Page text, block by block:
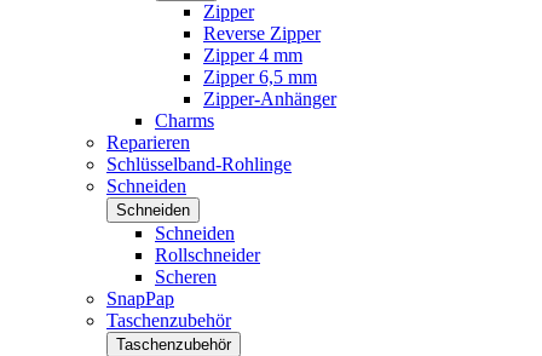
Zipper
Reverse Zipper
Zipper 4 mm
Zipper 6,5 mm
Zipper-Anhänger
Charms
Reparieren
Schlüsselband-Rohlinge
Schneiden
Schneiden
Schneiden
Rollschneider
Scheren
SnapPap
Taschenzubehör
Taschenzubehör